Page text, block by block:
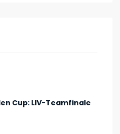
Cup: LIV-Teamfinale